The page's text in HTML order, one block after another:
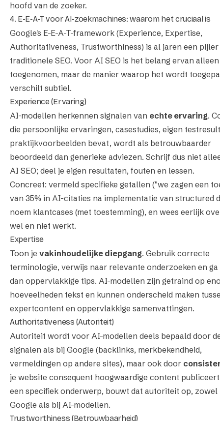
hoofd van de zoeker.
4. E-E-A-T voor AI-zoekmachines: waarom het cruciaal is
Google's E-E-A-T-framework (Experience, Expertise,
Authoritativeness, Trustworthiness) is al jaren een
traditionele SEO. Voor AI SEO is het belang ervan
toegenomen, maar de manier waarop het wordt
verschilt subtiel.
Experience (Ervaring)
AI-modellen herkennen signalen van echte ervaring.
die persoonlijke ervaringen, casestudies, eigen
praktijkvoorbeelden bevat, wordt als betrouwbaarder
beoordeeld dan generieke adviezen. Schrijf dus niet
AI SEO; deel je eigen resultaten, fouten en lessen.
Concreet: vermeld specifieke getallen ("we zagen een
van 35% in AI-citaties na implementatie van structured
noem klantcases (met toestemming), en wees eerlijk
wel en niet werkt.
Expertise
Toon je vakinhoudelijke diepgang. Gebruik correcte
terminologie, verwijs naar relevante onderzoeken en
dan oppervlakkige tips. AI-modellen zijn getraind op
hoeveelheden tekst en kunnen onderscheid maken
expertcontent en oppervlakkige samenvattingen.
Authoritativeness (Autoriteit)
Autoriteit wordt voor AI-modellen deels bepaald door
signalen als bij Google (backlinks, merkbekendheid,
vermeldingen op andere sites), maar ook door
je website consequent hoogwaardige content
een specifiek onderwerp, bouwt dat autoriteit op, zowel
Google als bij AI-modellen.
Trustworthiness (Betrouwbaarheid)